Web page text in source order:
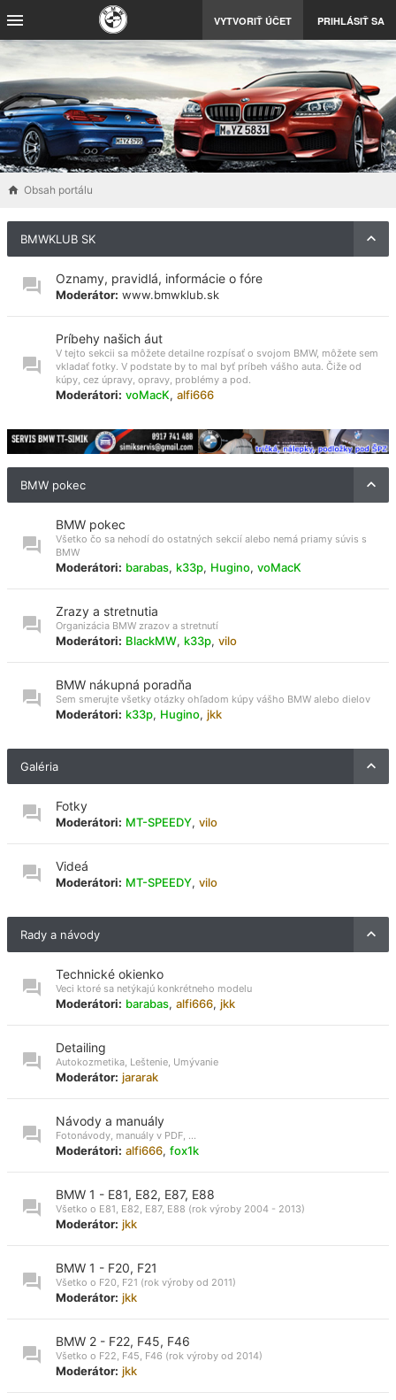
VYTVORIŤ ÚČET PRIHLÁSIŤ SA
Obsah portálu
BMWKLUB SK
Oznamy, pravidlá, informácie o fóre
Moderátor: www.bmwklub.sk
Príbehy našich áut
V tejto sekcii sa môžete detailne rozpísať o svojom BMW, môžete sem
vkladať fotky. V podstate by to mal byť príbeh vášho auta. Čiže od
kúpy, cez úpravy, opravy, problémy a pod.
Moderátori: voMacK, alfi666
BMW pokec
BMW pokec
Všetko čo sa nehodí do ostatných sekcií alebo nemá priamy súvis s
BMW
Moderátori: barabas, k33p, Hugino, voMacK
Zrazy a stretnutia
Organizácia BMW zrazov a stretnutí
Moderátori: BlackMW, k33p, vilo
BMW nákupná poradňa
Sem smerujte všetky otázky ohľadom kúpy vášho BMW alebo dielov
Moderátori: k33p, Hugino, jkk
Galéria
Fotky
Moderátori: MT-SPEEDY, vilo
Videá
Moderátori: MT-SPEEDY, vilo
Rady a návody
Technické okienko
Veci ktoré sa netýkajú konkrétneho modelu
Moderátori: barabas, alfi666, jkk
Detailing
Autokozmetika, Leštenie, Umývanie
Moderátor: jararak
Návody a manuály
Fotonávody, manuály v PDF, ...
Moderátori: alfi666, fox1k
BMW 1 - E81, E82, E87, E88
Všetko o E81, E82, E87, E88 (rok výroby 2004 - 2013)
Moderátor: jkk
BMW 1 - F20, F21
Všetko o F20, F21 (rok výroby od 2011)
Moderátor: jkk
BMW 2 - F22, F45, F46
Všetko o F22, F45, F46 (rok výroby od 2014)
Moderátor: jkk